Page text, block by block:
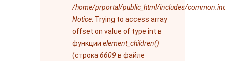
/home/prportal/public_html/includes/
Notice: Trying to access array
offset on value of type int в
функции element_children()
(строка 6609 в файле